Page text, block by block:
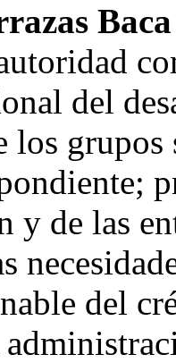
Baca
del
grupos
y de las
del